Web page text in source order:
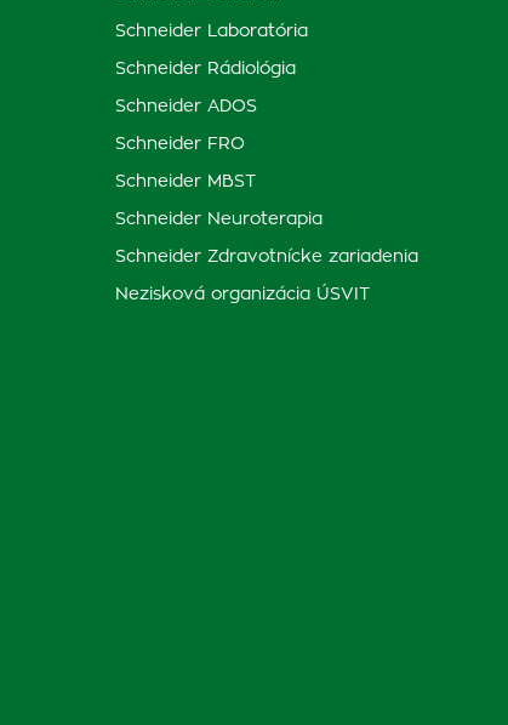
Schneider Laboratória
Schneider Rádiológia
Schneider ADOS
Schneider FRO
Schneider MBST
Schneider Neuroterapia
Schneider Zdravotnícke zariadenia
Nezisková organizácia ÚSVIT